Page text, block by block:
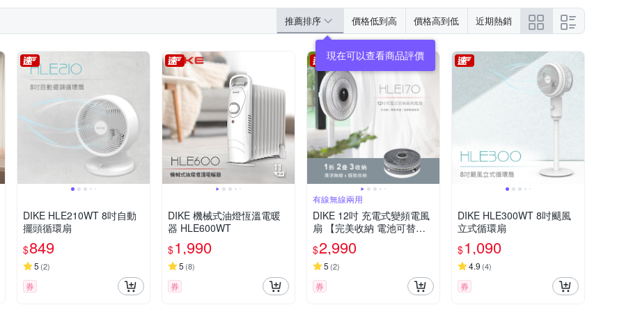
推薦排序 價格低到高 價格高到低 近期熱銷
DIKE HLE210WT 8吋自動
擺頭循環扇
$849
5 (2)
券
DIKE 機械式油燈恆溫電暖
器 HLE600WT
$1,990
5 (8)
券
有線無線兩用
DIKE 12吋 充電式變頻電風
扇 【完美收納 電池可替
換】 電風扇 風扇 無線風扇
露營風扇 充電風扇 HLE170
WT
$2,990
5 (2)
券
DIKE HLE300WT 8吋颶風
立式循環扇
$1,090
4.9 (4)
券